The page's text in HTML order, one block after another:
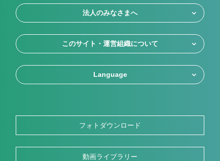
法人のみなさまへ
このサイト・運営組織について
Language
フォトダウンロード
動画ライブラリー